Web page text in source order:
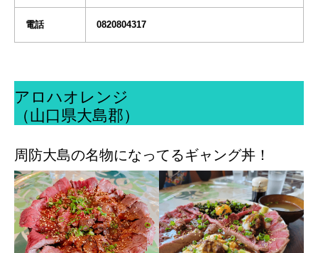
電話 0820804317
アロハオレンジ
（山口県大島郡）
周防大島の名物になってるギャング丼！